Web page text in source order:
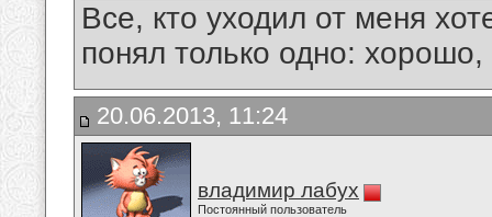
Все, кто уходил от меня
понял только одно:
20.06.2013, 11:24
владимир лабух
Постоянный пользователь